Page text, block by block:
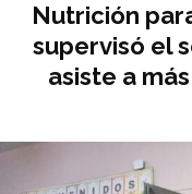
Nutrición
supervisó el
asiste a